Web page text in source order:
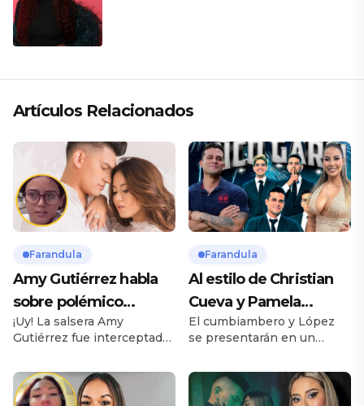
Artículos Relacionados
Farandula
Amy Gutiérrez habla
sobre polémico
romance con pareja
de su ex bailarina
¡Uy! La salsera Amy
Gutiérrez fue interceptada
fuego” y respondió a las
inquietudes. Te puede
interesar Dayanita sufre
Farandula
Al estilo de Christian
Cueva y Pamela
Franco, Pamela López
y Christian Domínguez
animarán show del
Garcilaso
El cumbiambero y López
se presentarán en un
deportivo, tal cual lo hizo
Pamela Franco para el
equipo de Christian Cueva,